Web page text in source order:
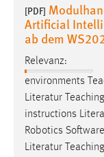
[PDF]
Artificial
ab dem
Relevanz:
environments
Literatur
instructions
Robotics
Literatur
externen
YouTube
Vimeo